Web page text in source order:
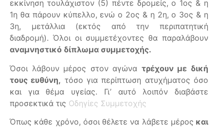
εκκίνηση τουλάχιστον (5) πέντε δρομείς, ο 1ος & η
1η θα πάρουν κύπελλο, ενώ ο 2ος & η 2η, ο 3ος & η
3η, μετάλλια (εκτός από την περιπατητική
διαδρομή). Όλοι οι συμμετέχοντες θα παραλάβουν
αναμνηστικό δίπλωμα συμμετοχής.
Όσοι λάβουν μέρος στον αγώνα τρέχουν με δική
τους ευθύνη, τόσο για περίπτωση ατυχήματος όσο
και για θέμα υγείας. Γι’ αυτό λοιπόν διαβάστε
προσεκτικά τις Οδηγίες Συμμετοχής
Όπως κάθε χρόνο, όσοι θέλετε να λάβετε μέρος και